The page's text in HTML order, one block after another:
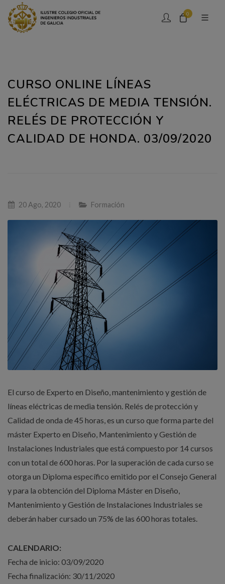
0
CURSO ONLINE LÍNEAS
ELÉCTRICAS DE MEDIA TENSIÓN.
RELÉS DE PROTECCIÓN Y
CALIDAD DE HONDA. 03/09/2020
20 Ago, 2020 Formación
El curso de Experto en Diseño, mantenimiento y gestión de
líneas eléctricas de media tensión. Relés de protección y
Calidad de onda de 45 horas, es un curso que forma parte del
máster Experto en Diseño, Mantenimiento y Gestión de
Instalaciones Industriales que está compuesto por 14 cursos
con un total de 600 horas. Por la superación de cada curso se
otorga un Diploma específico emitido por el Consejo General
y para la obtención del Diploma Máster en Diseño,
Mantenimiento y Gestión de Instalaciones Industriales se
deberán haber cursado un 75% de las 600 horas totales.
CALENDARIO:
Fecha de inicio: 03/09/2020
Fecha finalización: 30/11/2020